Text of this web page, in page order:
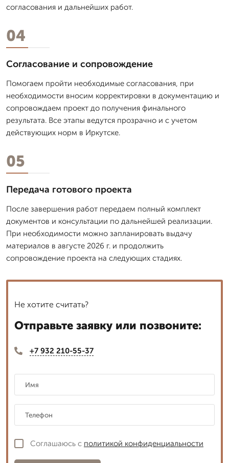
согласования и дальнейших работ.
04
Согласование и сопровождение
Помогаем пройти необходимые согласования, при
необходимости вносим корректировки в документацию и
сопровождаем проект до получения финального
результата. Все этапы ведутся прозрачно и с учетом
действующих норм в Иркутске.
05
Передача готового проекта
После завершения работ передаем полный комплект
документов и консультации по дальнейшей реализации.
При необходимости можно запланировать выдачу
материалов в августе 2026 г. и продолжить
сопровождение проекта на следующих стадиях.
Не хотите считать?
Отправьте заявку или позвоните:
+7 932 210-55-37
Соглашаюсь с политикой конфиденциальности